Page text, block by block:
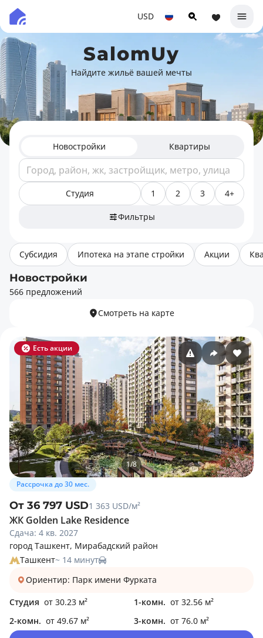
USD
SalomUy
Найдите жильё вашей мечты
Новостройки Квартиры
Студия 1 2 3 4+
Фильтры
Субсидия Ипотека на этапе стройки Акции
Новостройки
566 предложений
Смотреть на карте
Есть акции
1/8
Рассрочка до 30 мес.
От 36 797 USD1 363 USD/м²
ЖК Golden Lake Residence
Сдача: 4 кв. 2027
город Ташкент, Мирабадский район
Ташкент~ 14 минут
Ориентир: Парк имени Фурката
Студия от 30.23 м² 1-комн. от 32.56 м²
2-комн. от 49.67 м² 3-комн. от 76.0 м²